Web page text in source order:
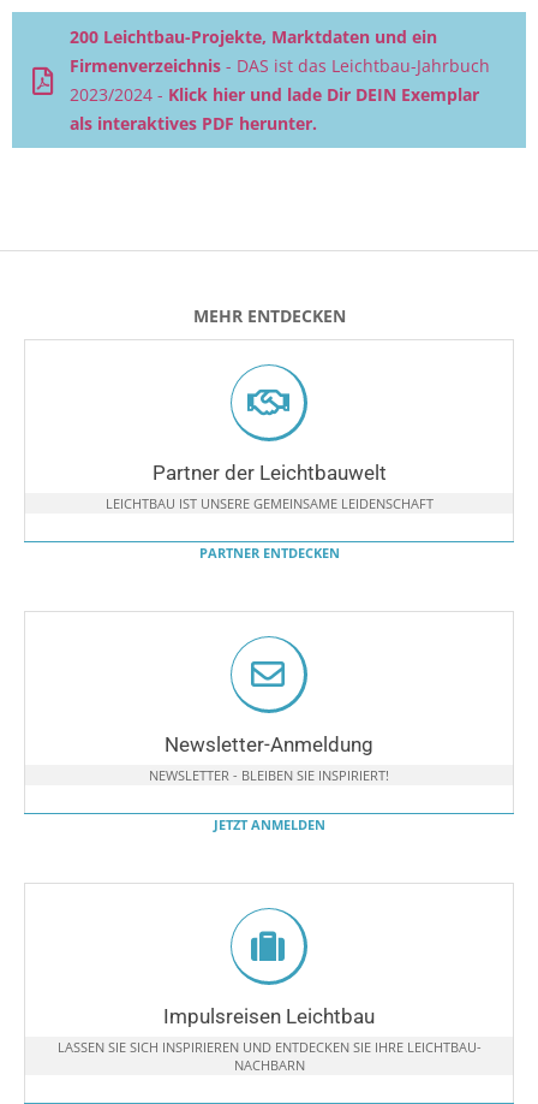
200 Leichtbau-Projekte, Marktdaten und ein
Firmenverzeichnis - DAS ist das Leichtbau-Jahrbuch
2023/2024 - Klick hier und lade Dir DEIN Exemplar
als interaktives PDF herunter.
MEHR ENTDECKEN
Partner der Leichtbauwelt
LEICHTBAU IST UNSERE GEMEINSAME LEIDENSCHAFT
PARTNER ENTDECKEN
Newsletter-Anmeldung
NEWSLETTER - BLEIBEN SIE INSPIRIERT!
JETZT ANMELDEN
Impulsreisen Leichtbau
LASSEN SIE SICH INSPIRIEREN UND ENTDECKEN SIE IHRE LEICHTBAU-
NACHBARN